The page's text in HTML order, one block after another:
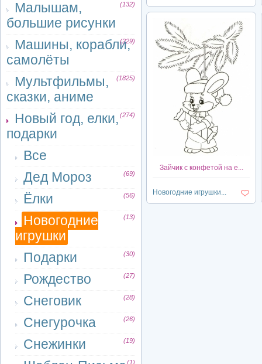
Малышам,
большие рисунки
(132)
Машины, корабли,
самолёты
(229)
Мультфильмы,
сказки, аниме
(1825)
Новый год, елки,
подарки
(274)
Все
Дед Мороз
(69)
Ёлки (56)
Новогодние
игрушки
(13)
Подарки (30)
Рождество (27)
Снеговик (28)
Снегурочка (26)
Снежинки (19)
(1)
Зайчик с конфетой на е...
Новогодние игрушки...